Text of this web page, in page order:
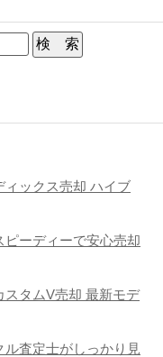
ィックス売却 ハイブ
ーディーで安心売却
タムV売却 最新モデ
査定士がしっかり見